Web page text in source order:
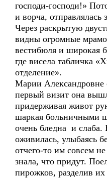
господи-господи!»
и ворча, отправлялась
Через раскрытую
видны огромные
вестибюля и широкая
где висела табличка
отделение».
Марии
первый визит она
придерживая живот
шаркая больничными
очень бледна и слаба.
оживилась, улыбаясь
отчего-то им совсем
знала, что придут.
пирожков, разделив